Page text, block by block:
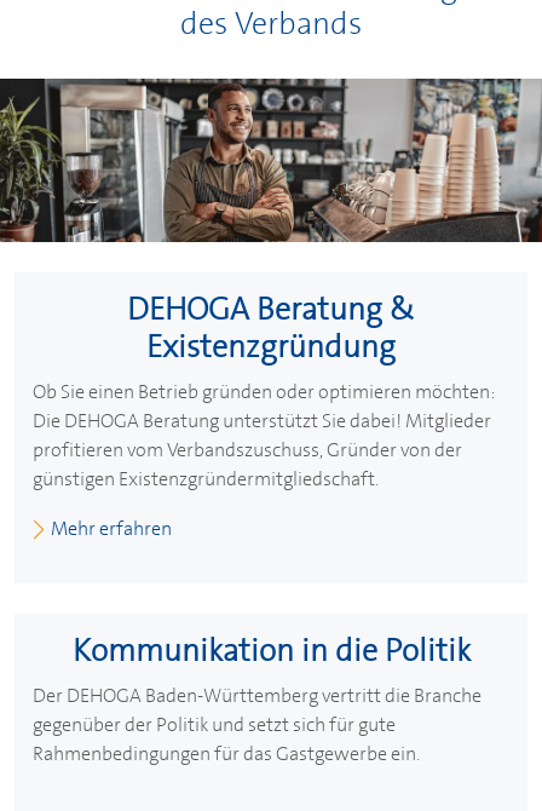
des Verbands
DEHOGABeratung &
Existenzgründung
Ob Sie einen Betrieb gründen oder optimieren möchten:
DieDEHOGABeratung unterstützt Sie dabei! Mitglieder
profitieren vom Verbandszuschuss, Gründer von der
günstigen Existenzgründermitgliedschaft.
Mehr erfahren
Kommunikation in die Politik
DerDEHOGABaden-Württemberg vertritt die Branche
gegenüber der Politik und setzt sich für gute
Rahmenbedingungen für das Gastgewerbe ein.